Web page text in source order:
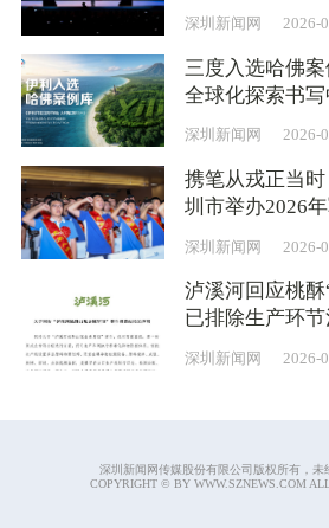
深圳新闻网 2026-
三度入选哈佛
全球化探索书
深圳新闻网 2026-
携笔从戎正当
圳市举办2026
（学）欢送仪式
深圳新闻网 2026-
泸溪河回应桃
已排除生产环
深圳新闻网 2026-
深圳新闻网传媒股份有限公司版权所有，未
COPYRIGHT © BY WWW.SZNEWS.COM